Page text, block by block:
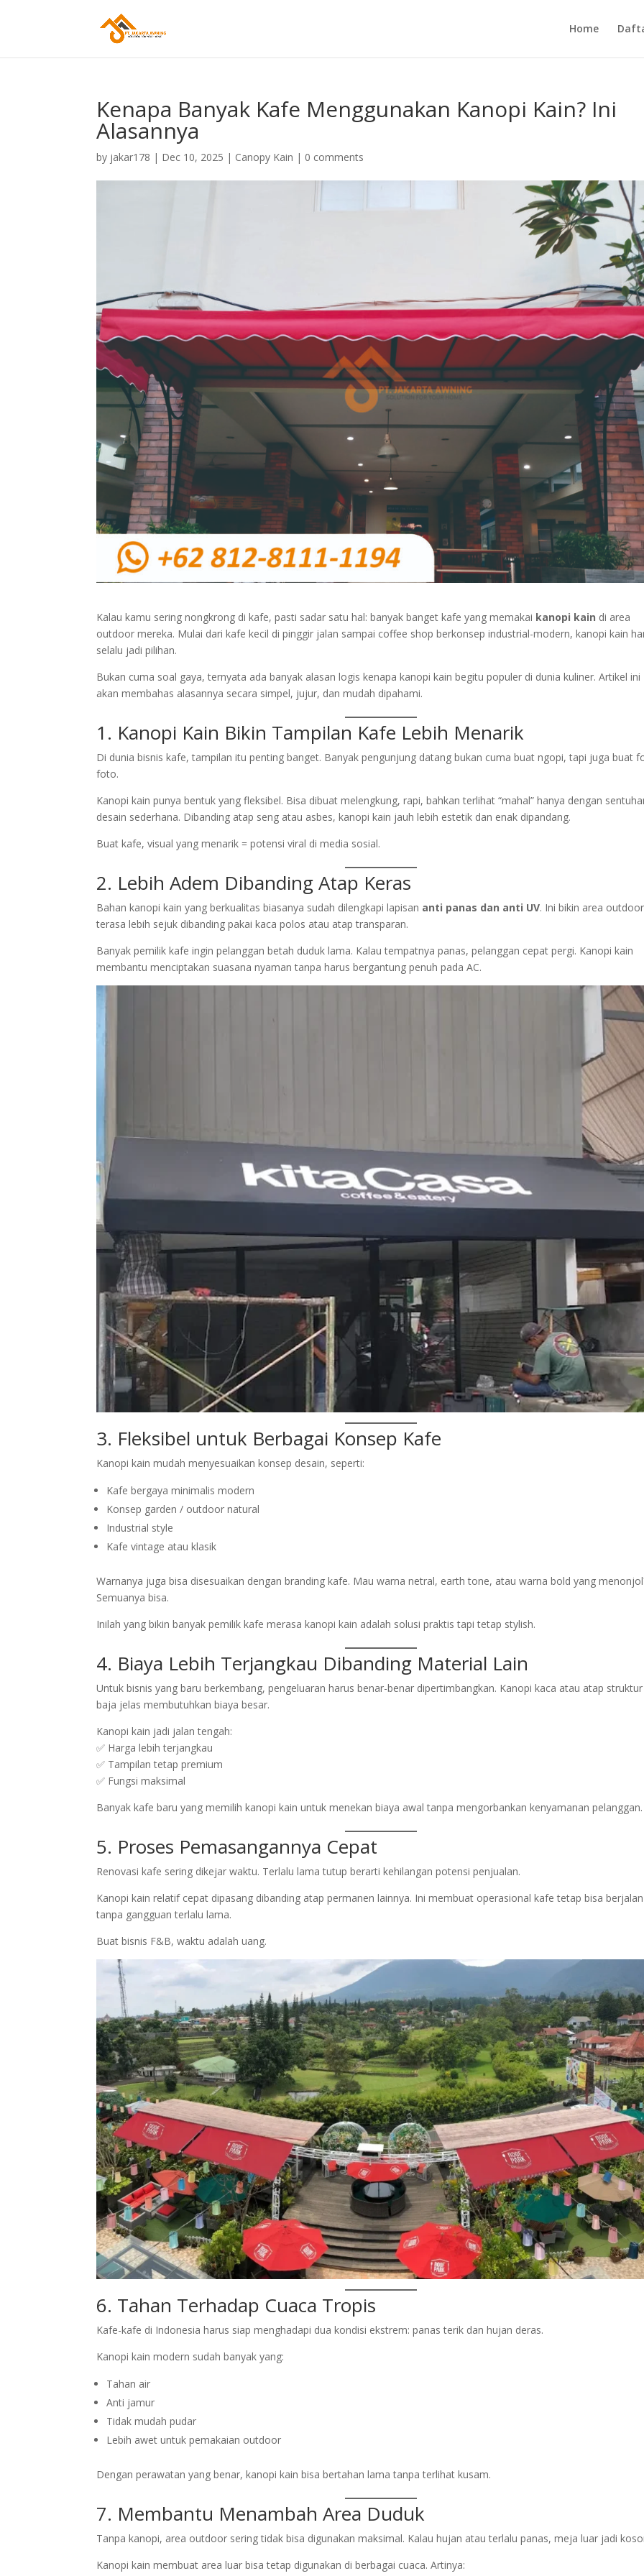
Home
Kenapa Banyak Kafe Menggunakan Kanopi Kain? Ini
Alasannya
by jakar178 | Dec 10, 2025 | Canopy Kain | 0 comments
Kalau kamu sering nongkrong di kafe, pasti sadar satu hal: banyak banget kafe yang memakai kanopi kain di area
outdoor mereka. Mulai dari kafe kecil di pinggir jalan sampai coffee shop berkonsep industrial-modern, kanopi kain
selalu jadi pilihan.
Bukan cuma soal gaya, ternyata ada banyak alasan logis kenapa kanopi kain begitu populer di dunia kuliner. Artikel ini
akan membahas alasannya secara simpel, jujur, dan mudah dipahami.
1. Kanopi Kain Bikin Tampilan Kafe Lebih Menarik
Di dunia bisnis kafe, tampilan itu penting banget. Banyak pengunjung datang bukan cuma buat ngopi, tapi juga buat
foto.
Kanopi kain punya bentuk yang fleksibel. Bisa dibuat melengkung, rapi, bahkan terlihat “mahal” hanya dengan
desain sederhana. Dibanding atap seng atau asbes, kanopi kain jauh lebih estetik dan enak dipandang.
Buat kafe, visual yang menarik = potensi viral di media sosial.
2. Lebih Adem Dibanding Atap Keras
Bahan kanopi kain yang berkualitas biasanya sudah dilengkapi lapisan anti panas dan anti UV. Ini bikin area outdoor
terasa lebih sejuk dibanding pakai kaca polos atau atap transparan.
Banyak pemilik kafe ingin pelanggan betah duduk lama. Kalau tempatnya panas, pelanggan cepat pergi. Kanopi kain
membantu menciptakan suasana nyaman tanpa harus bergantung penuh pada AC.
3. Fleksibel untuk Berbagai Konsep Kafe
Kanopi kain mudah menyesuaikan konsep desain, seperti:
Kafe bergaya minimalis modern
Konsep garden / outdoor natural
Industrial style
Kafe vintage atau klasik
Warnanya juga bisa disesuaikan dengan branding kafe. Mau warna netral, earth tone, atau warna bold yang
Semuanya bisa.
Inilah yang bikin banyak pemilik kafe merasa kanopi kain adalah solusi praktis tapi tetap stylish.
4. Biaya Lebih Terjangkau Dibanding Material Lain
Untuk bisnis yang baru berkembang, pengeluaran harus benar-benar dipertimbangkan. Kanopi kaca atau atap struktur
baja jelas membutuhkan biaya besar.
Kanopi kain jadi jalan tengah:
✅ Harga lebih terjangkau
✅ Tampilan tetap premium
✅ Fungsi maksimal
Banyak kafe baru yang memilih kanopi kain untuk menekan biaya awal tanpa mengorbankan kenyamanan pelanggan.
5. Proses Pemasangannya Cepat
Renovasi kafe sering dikejar waktu. Terlalu lama tutup berarti kehilangan potensi penjualan.
Kanopi kain relatif cepat dipasang dibanding atap permanen lainnya. Ini membuat operasional kafe tetap bisa berjalan
tanpa gangguan terlalu lama.
Buat bisnis F&B, waktu adalah uang.
6. Tahan Terhadap Cuaca Tropis
Kafe-kafe di Indonesia harus siap menghadapi dua kondisi ekstrem: panas terik dan hujan deras.
Kanopi kain modern sudah banyak yang:
Tahan air
Anti jamur
Tidak mudah pudar
Lebih awet untuk pemakaian outdoor
Dengan perawatan yang benar, kanopi kain bisa bertahan lama tanpa terlihat kusam.
7. Membantu Menambah Area Duduk
Tanpa kanopi, area outdoor sering tidak bisa digunakan maksimal. Kalau hujan atau terlalu panas, meja luar jadi
Kanopi kain membuat area luar bisa tetap digunakan di berbagai cuaca. Artinya: